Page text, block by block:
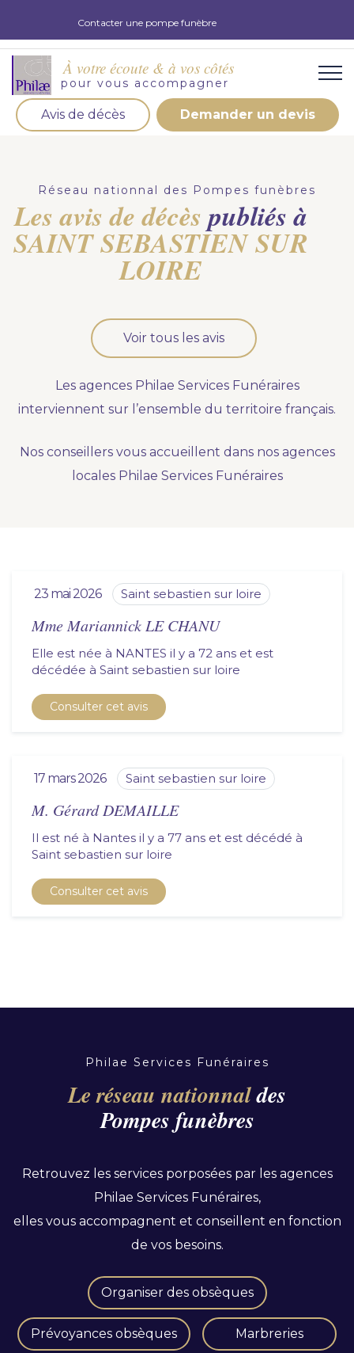
Contacter une pompe funèbre
À votre écoute & à vos côtés
pour vous accompagner
Avis de décès Demander un devis
d'obsèques, nos équipe s'engage à vous répondre
dans les meilleurs délais.
Demander un devis obsèques
Vous souhaitez anticiper vos obsèques et soulager
vos proches pour l'organisation de la cérémonie.
Nous vous accompagnons.
Demander un devis prévoyance
Nos produits en marbrerie
Besoin d'un monument ou d'un article en
Réseau nationnal des Pompes funèbres
Les avis de décèspubliés à
SAINT SEBASTIEN SUR
LOIRE
Voir tous les avis
Les agences Philae Services Funéraires
interviennent sur l’ensemble du territoire français.
Nos conseillers vous accueillent dans nos agences
locales Philae Services Funéraires
23 mai 2026 saint sebastien sur loire
Mme Mariannick LE CHANU
Elle est née à NANTES il y a 72 ans et est
décédée à
saint sebastien sur loire
Consulter cet avis
17 mars 2026 saint sebastien sur loire
M. Gérard DEMAILLE
Il est né à Nantes il y a 77 ans et est décédé à
saint sebastien sur loire
Consulter cet avis
Philae Services Funéraires
Le réseau nationnaldes
Pompes funèbres
Retrouvez les services porposées par les agences
Philae Services Funéraires,
elles vous accompagnent et conseillent en fonction
de vos besoins.
Organiser des obsèques
Prévoyances obsèques Marbreries